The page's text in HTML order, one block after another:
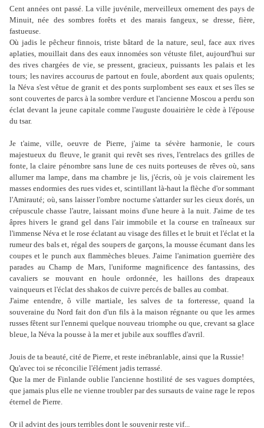
Cent années ont passé. La ville juvénile, merveilleux ornement des pays de
Minuit, née des sombres forêts et des marais fangeux, se dresse, fière,
fastueuse.
Où jadis le pêcheur finnois, triste bâtard de la nature, seul, face aux rives
aplaties, mouillait dans des eaux innomées son vétuste filet, aujourd'hui sur
des rives chargées de vie, se pressent, gracieux, puissants les palais et les
tours; les navires accourus de partout en foule, abordent aux quais opulents;
la Néva s'est vêtue de granit et des ponts surplombent ses eaux et ses îles se
sont couvertes de parcs à la sombre verdure et l'ancienne Moscou a perdu son
éclat devant la jeune capitale comme l'auguste douairière le cède à l'épouse
du tsar.
Je t'aime, ville, oeuvre de Pierre, j'aime ta sévère harmonie, le cours
majestueux du fleuve, le granit qui revêt ses rives, l'entrelacs des grilles de
fonte, la claire pénombre sans lune de ces nuits porteuses de rêves où, sans
allumer ma lampe, dans ma chambre je lis, j'écris, où je vois clairement les
masses endormies des rues vides et, scintillant là-haut la flèche d'or sommant
l'Amirauté; où, sans laisser l'ombre nocturne s'attarder sur les cieux dorés, un
crépuscule chasse l'autre, laissant moins d'une heure à la nuit. J'aime de tes
âpres hivers le grand gel dans l'air immobile et la course en traîneaux sur
l'immense Néva et le rose éclatant au visage des filles et le bruit et l'éclat et la
rumeur des bals et, régal des soupers de garçons, la mousse écumant dans les
coupes et le punch aux flammèches bleues. J'aime l'animation guerrière des
parades au Champ de Mars, l'uniforme magnificence des fantassins, des
cavaliers se mouvant en houle ordonnée, les haillons des drapeaux
vainqueurs et l'éclat des shakos de cuivre percés de balles au combat.
J'aime entendre, ô ville martiale, les salves de ta forteresse, quand la
souveraine du Nord fait don d'un fils à la maison régnante ou que les armes
russes fêtent sur l'ennemi quelque nouveau triomphe ou que, crevant sa glace
bleue, la Néva la pousse à la mer et jubile aux souffles d'avril.
Jouis de ta beauté, cité de Pierre, et reste inébranlable, ainsi que la Russie!
Qu'avec toi se réconcilie l'élément jadis terrassé.
Que la mer de Finlande oublie l'ancienne hostilité de ses vagues domptées,
que jamais plus elle ne vienne troubler par des sursauts de vaine rage le repos
éternel de Pierre.
Or il advint des jours terribles dont le souvenir reste vif...